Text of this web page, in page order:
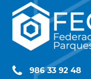
986 33 92 48